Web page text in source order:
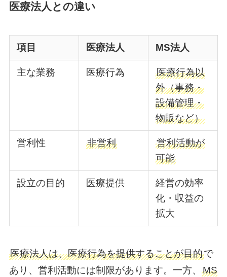
医療法人との違い
項目 医療法人 MS法人
主な業務 医療行為
医療行為以
外（事務・
設備管理・
物販など）
営利性 非営利
営利活動が
可能
設立の目的 医療提供
経営の効率
化・収益の
拡大
医療法人は、医療行為を提供することが目的で
あり、営利活動には制限があります。一方、 MS